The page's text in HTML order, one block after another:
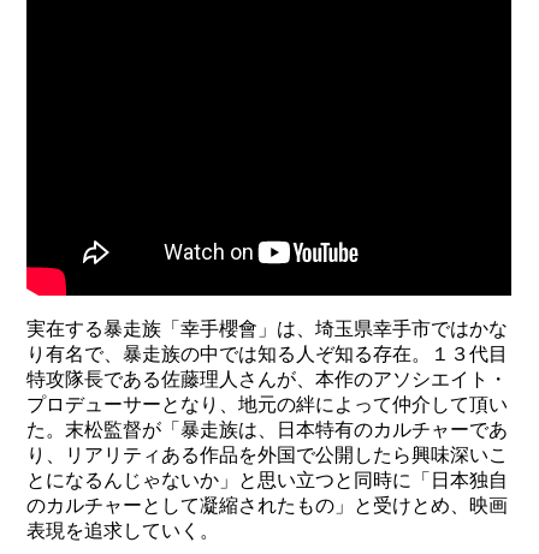
実在する暴走族「幸手櫻會」は、埼玉県幸手市ではかな
り有名で、暴走族の中では知る人ぞ知る存在。１３代目
特攻隊長である佐藤理人さんが、本作のアソシエイト・
プロデューサーとなり、地元の絆によって仲介して頂い
た。末松監督が「暴走族は、日本特有のカルチャーであ
り、リアリティある作品を外国で公開したら興味深いこ
とになるんじゃないか」と思い立つと同時に「日本独自
のカルチャーとして凝縮されたもの」と受けとめ、映画
表現を追求していく。